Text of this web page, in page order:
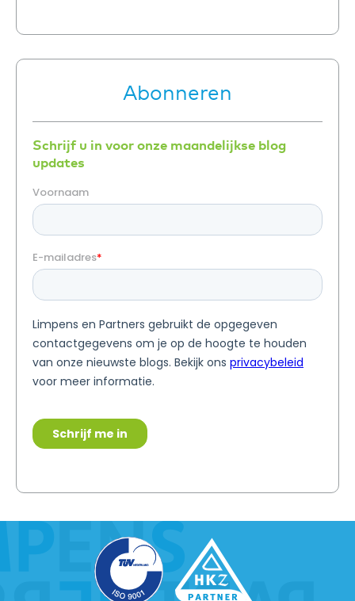
Abonneren
Schrijf u in voor onze maandelijkse blog
updates